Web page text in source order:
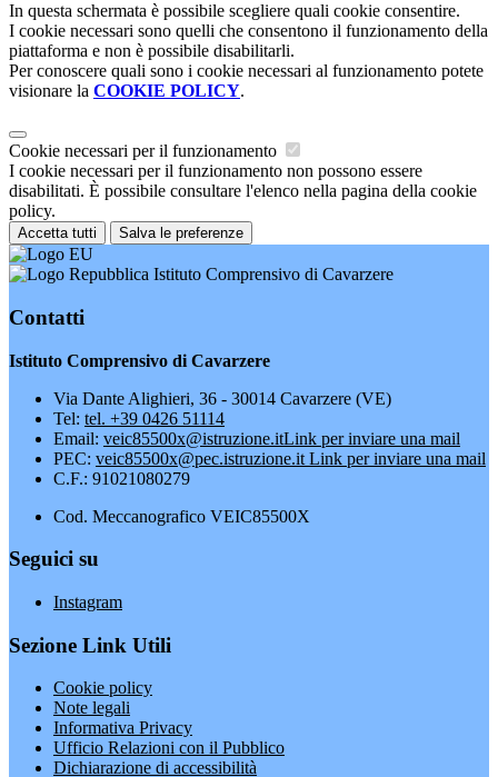
In questa schermata è possibile scegliere quali cookie consentire.
I cookie necessari sono quelli che consentono il funzionamento della
piattaforma e non è possibile disabilitarli.
Per conoscere quali sono i cookie necessari al funzionamento potete
visionare la COOKIE POLICY.
Cookie necessari per il funzionamento
I cookie necessari per il funzionamento non possono essere
disabilitati. È possibile consultare l'elenco nella pagina della cookie
policy.
Accetta tutti Salva le preferenze
Istituto Comprensivo di Cavarzere
Contatti
Istituto Comprensivo di Cavarzere
Via Dante Alighieri, 36 - 30014 Cavarzere (VE)
Tel: tel. +39 0426 51114
Email: veic85500x@istruzione.itLink per inviare una mail
PEC: veic85500x@pec.istruzione.it Link per inviare una mail
C.F.: 91021080279
Cod. Meccanografico VEIC85500X
Seguici su
Instagram
Sezione Link Utili
Cookie policy
Note legali
Informativa Privacy
Ufficio Relazioni con il Pubblico
Dichiarazione di accessibilità